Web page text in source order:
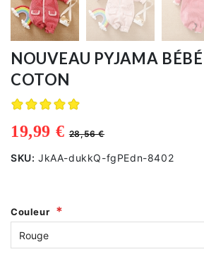
À
Propos
de
Nous
info_fr@seinuit.com
NOUVEAU PYJAMA
COTON
19,99 €28,56 €
SKU: JkAA-dukkQ-fgPEdn-8402
Couleur